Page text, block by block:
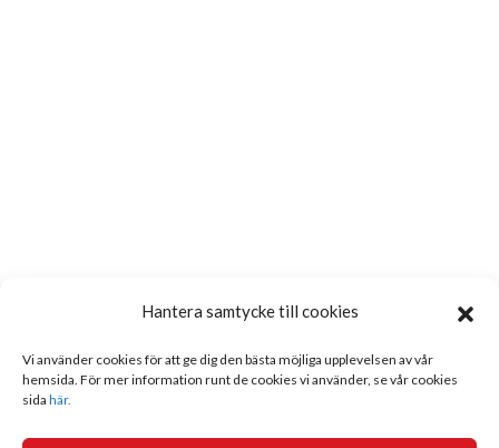
Hantera samtycke till cookies
Vi använder cookies för att ge dig den bästa möjliga upplevelsen av vår
hemsida. För mer information runt de cookies vi använder, se vår cookies
sida här.